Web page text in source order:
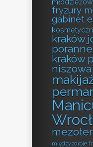
fryzury
gabinet
kraków
kraków
niszowa
międzyzdroje